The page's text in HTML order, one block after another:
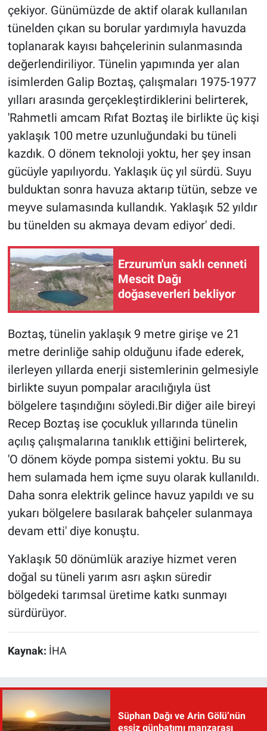
çekiyor. Günümüzde de aktif olarak kullanılan
tünelden çıkan su borular yardımıyla havuzda
toplanarak kayısı bahçelerinin sulanmasında
değerlendiriliyor. Tünelin yapımında yer alan
isimlerden Galip Boztaş, çalışmaları 1975-1977
yılları arasında gerçekleştirdiklerini belirterek,
'Rahmetli amcam Rıfat Boztaş ile birlikte üç kişi
yaklaşık 100 metre uzunluğundaki bu tüneli
kazdık. O dönem teknoloji yoktu, her şey insan
gücüyle yapılıyordu. Yaklaşık üç yıl sürdü. Suyu
bulduktan sonra havuza aktarıp tütün, sebze ve
meyve sulamasında kullandık. Yaklaşık 52 yıldır
bu tünelden su akmaya devam ediyor' dedi.
Erzurum'un saklı cenneti
Mescit Dağı
doğaseverleri bekliyor
Boztaş, tünelin yaklaşık 9 metre girişe ve 21
metre derinliğe sahip olduğunu ifade ederek,
ilerleyen yıllarda enerji sistemlerinin gelmesiyle
birlikte suyun pompalar aracılığıyla üst
bölgelere taşındığını söyledi.Bir diğer aile bireyi
Recep Boztaş ise çocukluk yıllarında tünelin
açılış çalışmalarına tanıklık ettiğini belirterek,
'O dönem köyde pompa sistemi yoktu. Bu su
hem sulamada hem içme suyu olarak kullanıldı.
Daha sonra elektrik gelince havuz yapıldı ve su
yukarı bölgelere basılarak bahçeler sulanmaya
devam etti' diye konuştu.
Yaklaşık 50 dönümlük araziye hizmet veren
doğal su tüneli yarım asrı aşkın süredir
bölgedeki tarımsal üretime katkı sunmayı
sürdürüyor.
Kaynak: İHA
Süphan Dağı ve Arin Gölü’nün
eşsiz günbatımı manzarası